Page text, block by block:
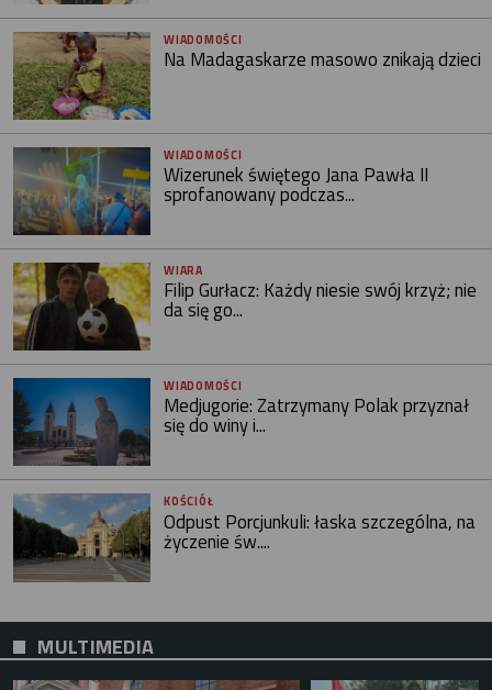
WIADOMOŚCI
Na Madagaskarze masowo znikają dzieci
WIADOMOŚCI
Wizerunek świętego Jana Pawła II
sprofanowany podczas...
WIARA
Filip Gurłacz: Każdy niesie swój krzyż; nie
da się go...
WIADOMOŚCI
Medjugorie: Zatrzymany Polak przyznał
się do winy i...
KOŚCIÓŁ
Odpust Porcjunkuli: łaska szczególna, na
życzenie św....
MULTIMEDIA